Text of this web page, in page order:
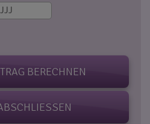
BERECHNEN